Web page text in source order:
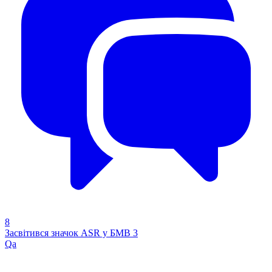
8
Засвітився значок ASR у БМВ 3
Qa